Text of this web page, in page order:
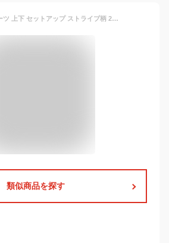
エディフィス スーツ 上下 セットアップ ストライプ柄 2B ビジネス オフィス メンズ 48 春夏 EDIFICE 衣料 IM6440-5【中古】■
類似商品を探す